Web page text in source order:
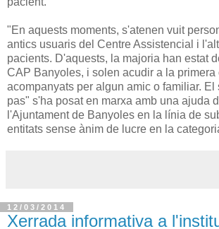
"En aquests moments, s'atenen vuit
antics usuaris del Centre Assistencial i
pacients. D'aquests, la majoria han estat
CAP Banyoles, i solen acudir a la primera
acompanyats per algun amic o familiar. El
pas" s'ha posat en marxa amb una ajuda
l'Ajuntament de Banyoles en la línia de
entitats sense ànim de lucre en la
12/03/2014
Xerrada informativa a